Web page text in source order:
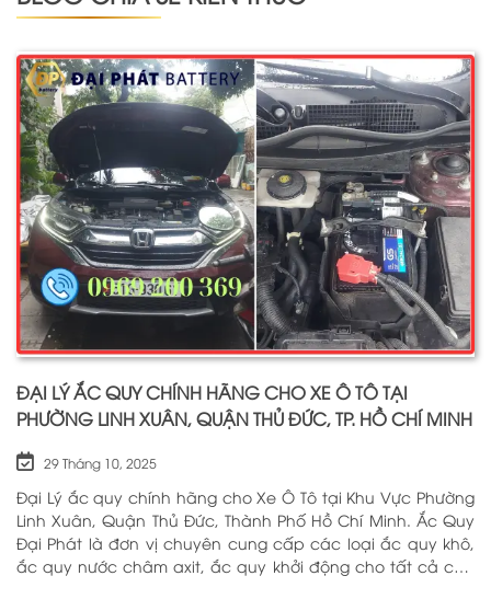
ĐẠI LÝ ẮC QUY CHÍNH HÃNG CHO XE Ô TÔ TẠI
PHƯỜNG LINH XUÂN, QUẬN THỦ ĐỨC, TP. HỒ CHÍ MINH
29 Tháng 10, 2025
Đại Lý ắc quy chính hãng cho Xe Ô Tô tại Khu Vực Phường
Linh Xuân, Quận Thủ Đức, Thành Phố Hồ Chí Minh. Ắc Quy
Đại Phát là đơn vị chuyên cung cấp các loại ắc quy khô,
ắc quy nước châm axit, ắc quy khởi động cho tất cả các